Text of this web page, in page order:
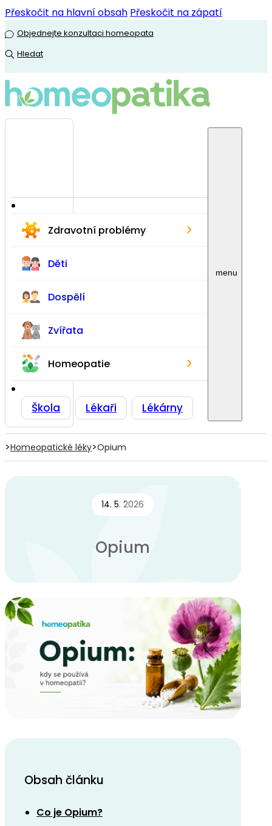
Přeskočit na hlavní obsah Přeskočit na zápatí
Objednejte konzultaci homeopata
Hledat
Zdravotní problémy ›
Děti
Dospělí
Zvířata
Homeopatie ›
Škola Lékaři Lékárny
>Homeopatické léky>Opium
14. 5. 2026
Opium
Obsah článku
Co je Opium?